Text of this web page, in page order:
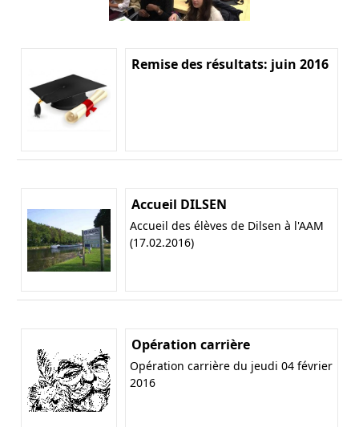
Remise des résultats: juin 2016
Accueil DILSEN
Accueil des élèves de Dilsen à l'AAM
(17.02.2016)
Opération carrière
Opération carrière du jeudi 04 février
2016